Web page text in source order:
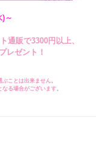
～
通販で3300円以上、
レゼント！
ことは出来ません。
る場合がございます。